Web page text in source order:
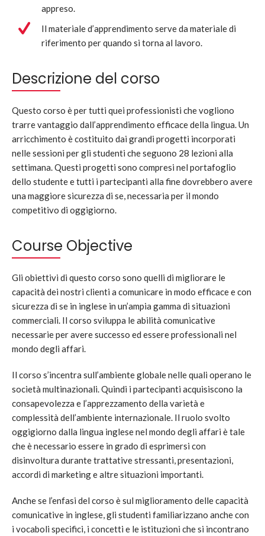
appreso.
Il materiale d’apprendimento serve da materiale di
riferimento per quando si torna al lavoro.
Descrizione del corso
Questo corso è per tutti quei professionisti che vogliono
trarre vantaggio dall’apprendimento efficace della lingua. Un
arricchimento è costituito dai grandi progetti incorporati
nelle sessioni per gli studenti che seguono 28 lezioni alla
settimana. Questi progetti sono compresi nel portafoglio
dello studente e tutti i partecipanti alla fine dovrebbero avere
una maggiore sicurezza di se, necessaria per il mondo
competitivo di oggigiorno.
Course Objective
Gli obiettivi di questo corso sono quelli di migliorare le
capacità dei nostri clienti a comunicare in modo efficace e con
sicurezza di se in inglese in un’ampia gamma di situazioni
commerciali. Il corso sviluppa le abilità comunicative
necessarie per avere successo ed essere professionali nel
mondo degli affari.
Il corso s’incentra sull’ambiente globale nelle quali operano le
società multinazionali. Quindi i partecipanti acquisiscono la
consapevolezza e l’apprezzamento della varietà e
complessità dell’ambiente internazionale. Il ruolo svolto
oggigiorno dalla lingua inglese nel mondo degli affari è tale
che è necessario essere in grado di esprimersi con
disinvoltura durante trattative stressanti, presentazioni,
accordi di marketing e altre situazioni importanti.
Anche se l’enfasi del corso è sul miglioramento delle capacità
comunicative in inglese, gli studenti familiarizzano anche con
i vocaboli specifici, i concetti e le istituzioni che si incontrano